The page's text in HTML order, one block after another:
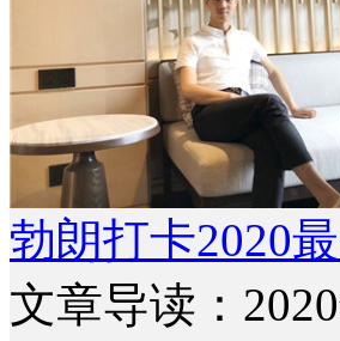
勃朗打卡2020
文章导读：